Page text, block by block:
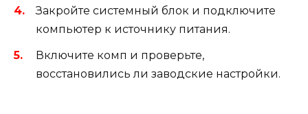
Закройте системный блок и подключите
компьютер к источнику питания.
Включите комп и проверьте,
восстановились ли заводские настройки.